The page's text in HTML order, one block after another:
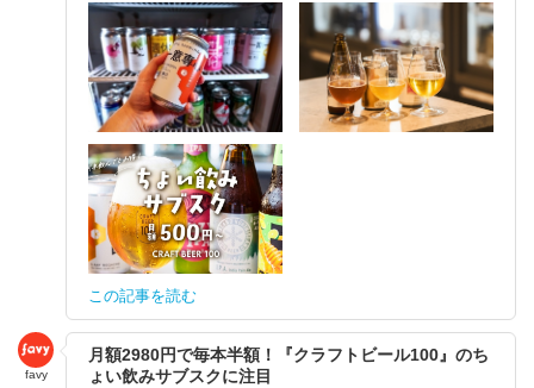
この記事を読む
favy
月額2980円で毎本半額！『クラフトビール100』のち
ょい飲みサブスクに注目